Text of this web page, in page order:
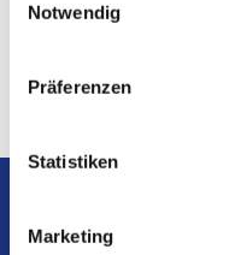
Notwendig
Präferenzen
Statistiken
Marketing